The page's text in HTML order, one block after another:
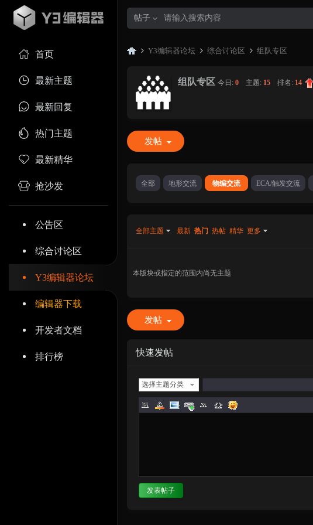
首页
最新主题
最新回复
热门主题
最新精华
抢沙发
公告区
综合讨论区
Y3编辑器论坛
编辑器下载
开发者文档
排行榜
帖子
Y3»
Y3编辑器论坛 综合讨论区 组队专区
组队专区 今日:0 主题: 15 排名: 14
发帖
全部 地形交流 物编交流 ECA/触发交流
全部主题 最新 热门 热帖 精华 更多
本版块或指定的范围内尚无主题
发帖
快速发帖
选择主题分类
发表帖子